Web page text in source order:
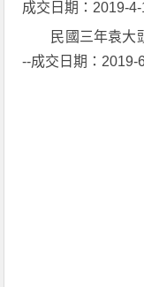
成交日期：2019-
民國三年袁大
--成交日期：2019-